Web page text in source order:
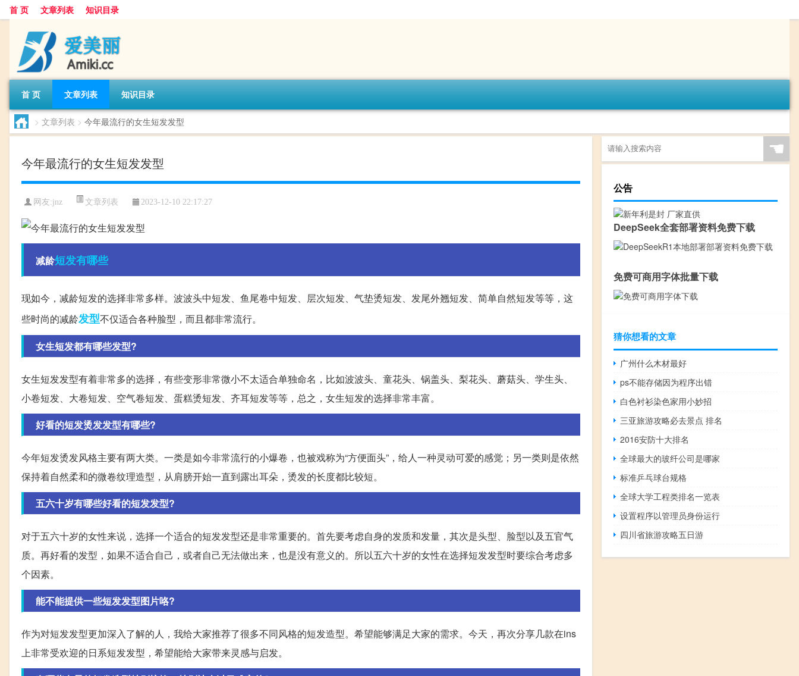
首 页 文章列表 知识目录
首 页 文章列表 知识目录
> 文章列表 > 今年最流行的女生短发发型
今年最流行的女生短发发型
网友:jnz 文章列表 2023-12-10 22:17:27
减龄短发有哪些
现如今，减龄短发的选择非常多样。波波头中短发、鱼尾卷中短发、层次短发、气垫烫短发、发尾外翘短发、简单自然短发等等，这
些时尚的减龄发型不仅适合各种脸型，而且都非常流行。
女生短发都有哪些发型?
女生短发发型有着非常多的选择，有些变形非常微小不太适合单独命名，比如波波头、童花头、锅盖头、梨花头、蘑菇头、学生头、
小卷短发、大卷短发、空气卷短发、蛋糕烫短发、齐耳短发等等，总之，女生短发的选择非常丰富。
好看的短发烫发发型有哪些?
今年短发烫发风格主要有两大类。一类是如今非常流行的小爆卷，也被戏称为“方便面头”，给人一种灵动可爱的感觉；另一类则是依然
保持着自然柔和的微卷纹理造型，从肩膀开始一直到露出耳朵，烫发的长度都比较短。
五六十岁有哪些好看的短发发型?
对于五六十岁的女性来说，选择一个适合的短发发型还是非常重要的。首先要考虑自身的发质和发量，其次是头型、脸型以及五官气
质。再好看的发型，如果不适合自己，或者自己无法做出来，也是没有意义的。所以五六十岁的女性在选择短发发型时要综合考虑多
个因素。
能不能提供一些短发发型图片咯?
作为对短发发型更加深入了解的人，我给大家推荐了很多不同风格的短发造型。希望能够满足大家的需求。今天，再次分享几款在ins
上非常受欢迎的日系短发发型，希望能给大家带来灵感与启发。
☚
公告
DeepSeek全套部署资料免费下载
免费可商用字体批量下载
猜你想看的文章
广州什么木材最好
ps不能存储因为程序出错
白色衬衫染色家用小妙招
三亚旅游攻略必去景点 排名
2016安防十大排名
全球最大的玻纤公司是哪家
标准乒乓球台规格
全球大学工程类排名一览表
设置程序以管理员身份运行
四川省旅游攻略五日游